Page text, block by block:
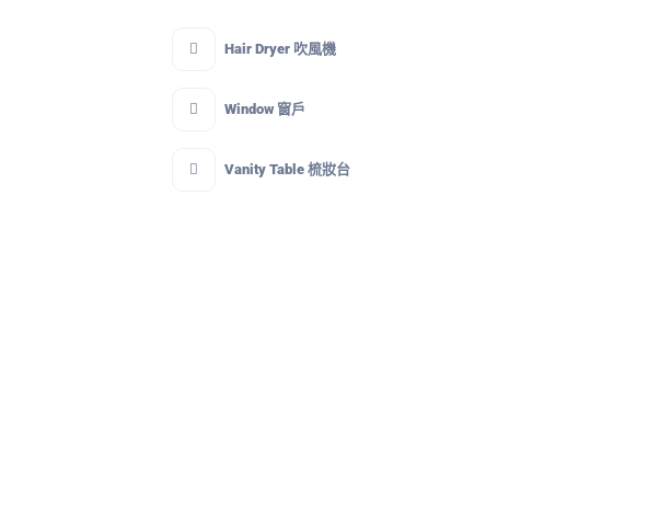
Hair Dryer 吹風機
Window 窗戶
Vanity Table 梳妝台